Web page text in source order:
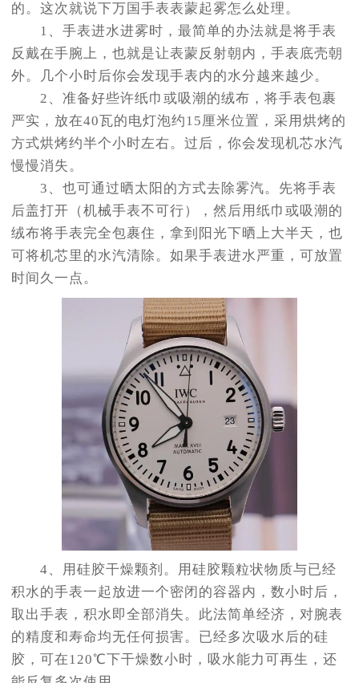
的。这次就说下万国手表表蒙起雾怎么处理。
1、手表进水进雾时，最简单的办法就是将手表
反戴在手腕上，也就是让表蒙反射朝内，手表底壳朝
外。几个小时后你会发现手表内的水分越来越少。
2、准备好些许纸巾或吸潮的绒布，将手表包裹
严实，放在40瓦的电灯泡约15厘米位置，采用烘烤的
方式烘烤约半个小时左右。过后，你会发现机芯水汽
慢慢消失。
3、也可通过晒太阳的方式去除雾汽。先将手表
后盖打开（机械手表不可行），然后用纸巾或吸潮的
绒布将手表完全包裹住，拿到阳光下晒上大半天，也
可将机芯里的水汽清除。如果手表进水严重，可放置
时间久一点。
4、用硅胶干燥颗剂。用硅胶颗粒状物质与已经
积水的手表一起放进一个密闭的容器内，数小时后，
取出手表，积水即全部消失。此法简单经济，对腕表
的精度和寿命均无任何损害。已经多次吸水后的硅
胶，可在120℃下干燥数小时，吸水能力可再生，还